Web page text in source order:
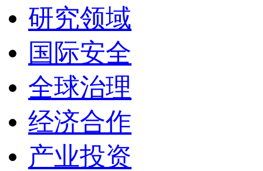
研究领域
国际安全
全球治理
经济合作
产业投资